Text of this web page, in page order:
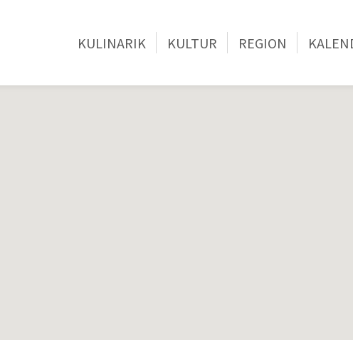
KULINARIK KULTUR REGION